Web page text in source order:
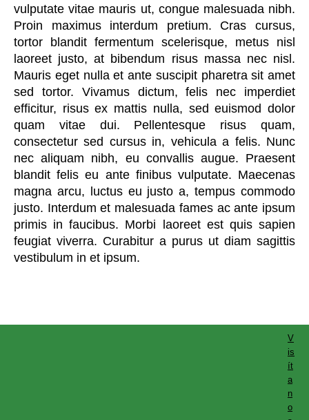
vulputate vitae mauris ut, congue malesuada nibh.
Proin maximus interdum pretium. Cras cursus,
tortor blandit fermentum scelerisque, metus nisl
laoreet justo, at bibendum risus massa nec nisl.
Mauris eget nulla et ante suscipit pharetra sit amet
sed tortor. Vivamus dictum, felis nec imperdiet
efficitur, risus ex mattis nulla, sed euismod dolor
quam vitae dui. Pellentesque risus quam,
consectetur sed cursus in, vehicula a felis. Nunc
nec aliquam nibh, eu convallis augue. Praesent
blandit felis eu ante finibus vulputate. Maecenas
magna arcu, luctus eu justo a, tempus commodo
justo. Interdum et malesuada fames ac ante ipsum
primis in faucibus. Morbi laoreet est quis sapien
feugiat viverra. Curabitur a purus ut diam sagittis
vestibulum in et ipsum.
V
is
ít
a
n
o